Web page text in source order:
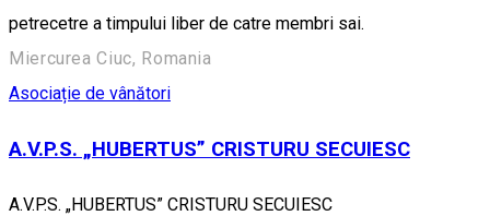
petrecetre a timpului liber de catre membri sai.
Miercurea Ciuc, Romania
Asociație de vânători
A.V.P.S. „HUBERTUS” CRISTURU SECUIESC
A.V.P.S. „HUBERTUS” CRISTURU SECUIESC